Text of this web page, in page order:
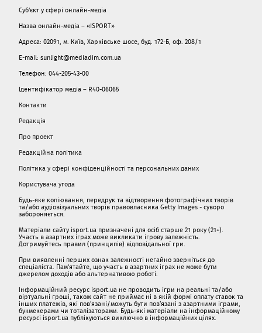
Суб'єкт у сфері онлайн-медіа
Назва онлайн-медіа – «ISPORT»
Адреса: 02091, м. Київ, Харківське шосе, буд. 172-Б, оф. 208/1
E-mail: sunlight@mediadim.com.ua
Телефон: 044-205-43-00
Ідентифікатор медіа – R40-06065
Контакти
Редакція
Про проект
Редакційна політика
Політика у сфері конфіденційності та персональних даних
Користувача угода
Будь-яке копіювання, передрук та відтворення фотографічних творів
та/або аудіовізуальних творів правовласника Getty Images - суворо
забороняється.
Матеріали сайту isport.ua призначені для осіб старше 21 року (21+).
Участь в азартних іграх може викликати ігрову залежність.
Дотримуйтесь правил (принципів) відповідальної гри.
При виявленні перших ознак залежності негайно зверніться до
спеціаліста. Пам'ятайте, що участь в азартних іграх не може бути
джерелом доходів або альтернативою роботі.
Інформаційний ресурс isport.ua не проводить ігри на реальні та/або
віртуальні гроші, також сайт не приймає ні в якій формі оплату ставок та
інших платежів, які пов’язані/можуть бути пов’язані з азартними іграми,
букмекерами чи тоталізаторами. Будь-які матеріали на інформаційному
ресурсі isport.ua публікуються виключно в інформаційних цілях.